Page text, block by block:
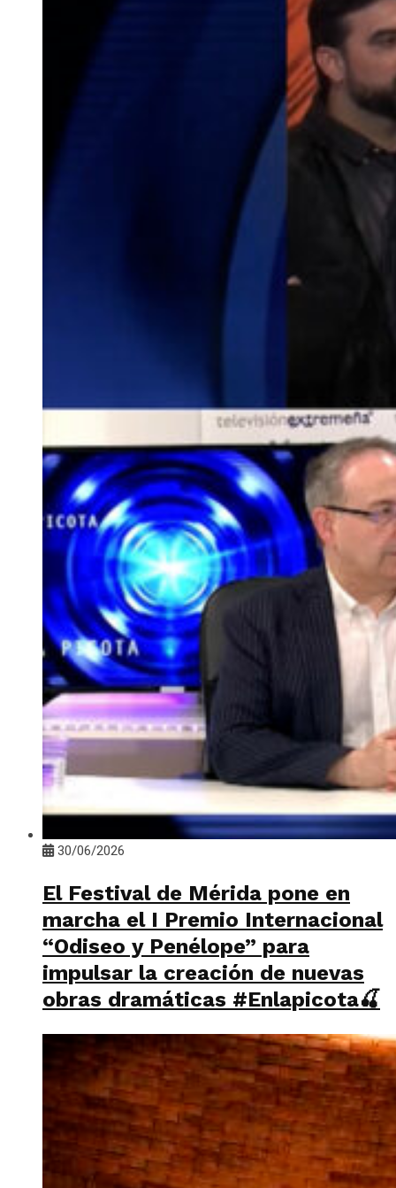
30/06/2026
El Festival de Mérida pone en
marcha el I Premio Internacional
“Odiseo y Penélope” para
impulsar la creación de nuevas
obras dramáticas #Enlapicota🍒